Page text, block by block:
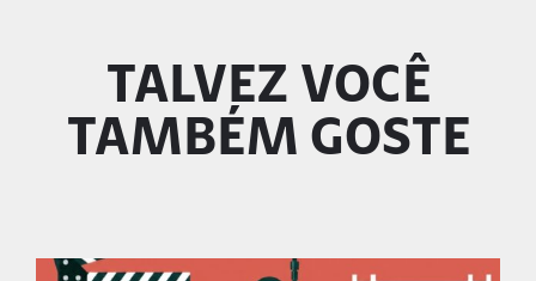
TALVEZ VOCÊ
TAMBÉM GOSTE